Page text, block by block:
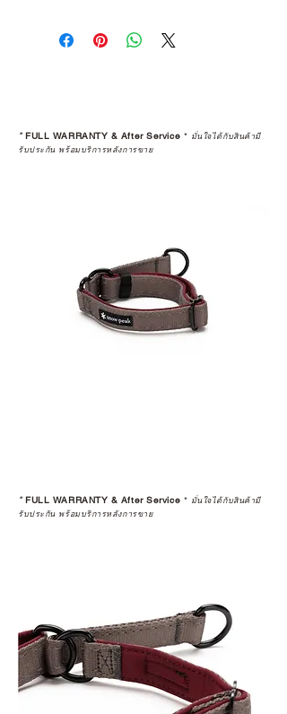
*FULL WARRANTY & After Service * มั่นใจได้กับสินค้ามี
รับประกัน พร้อมบริการหลังการขาย
*FULL WARRANTY & After Service * มั่นใจได้กับสินค้ามี
รับประกัน พร้อมบริการหลังการขาย